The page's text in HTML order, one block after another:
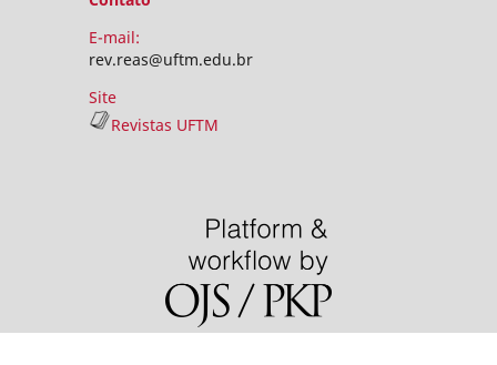
E-mail:
rev.reas@uftm.edu.br
Site
Revistas UFTM